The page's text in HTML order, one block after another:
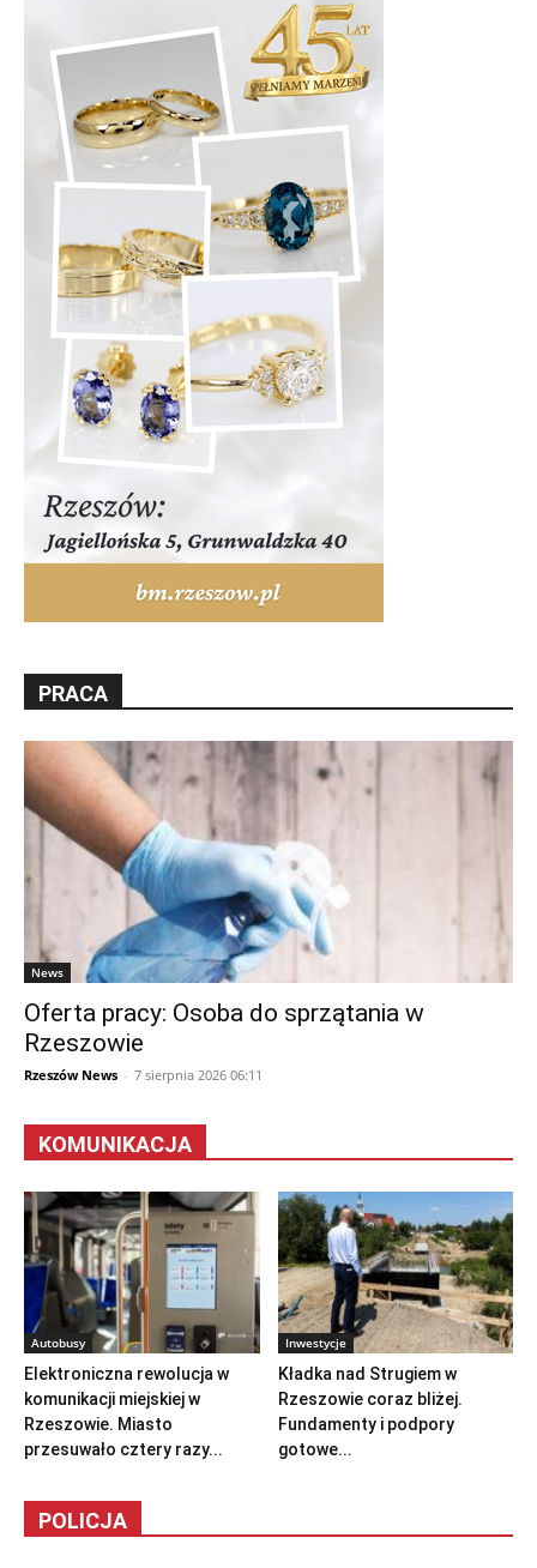
PRACA
News
Oferta pracy: Osoba do sprzątania w
Rzeszowie
Rzeszów News - 7 sierpnia 2026 06:11
KOMUNIKACJA
Autobusy
Elektroniczna rewolucja w
komunikacji miejskiej w
Rzeszowie. Miasto
przesuwało cztery razy...
Inwestycje
Kładka nad Strugiem w
Rzeszowie coraz bliżej.
Fundamenty i podpory
gotowe...
POLICJA